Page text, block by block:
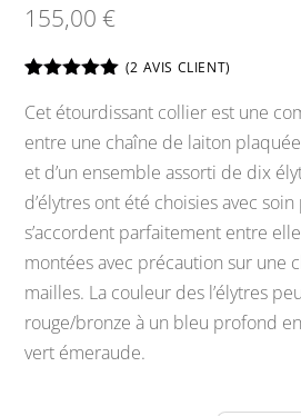
155,00€
sur 5
notations
client
(2 AVIS CLIENT)
Cet étourdissant collier est une
entre une chaîne de laiton plaquée
et d’un ensemble assorti de dix
d’élytres ont été choisies avec soin
s’accordent parfaitement entre
montées avec précaution sur une
mailles. La couleur des l’élytres
rouge/bronze à un bleu profond
vert émeraude.